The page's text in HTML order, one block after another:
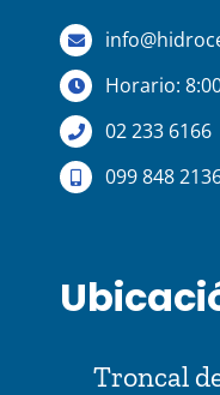
Horario:
02 233 6166
099 848
Troncal